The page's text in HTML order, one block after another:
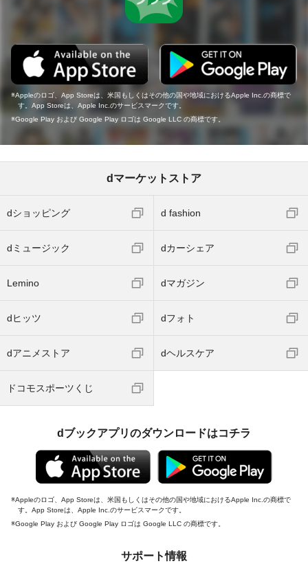
Appleのロゴ、App Storeは、米国もしくはその他の国や地域におけるApple Inc.の商標で
す。App Storeは、Apple Inc.のサービスマークです。
Google Play および Google Play ロゴは Google LLC の商標です。
dマーケットストア
dショッピング d fashion
dミュージック dカーシェア
Lemino dマガジン
dヒッツ dフォト
dアニメストア dヘルスケア
ドコモスポーツくじ
dブックアプリのダウンロードはコチラ
Appleのロゴ、App Storeは、米国もしくはその他の国や地域におけるApple Inc.の商標で
す。App Storeは、Apple Inc.のサービスマークです。
Google Play および Google Play ロゴは Google LLC の商標です。
サポート情報